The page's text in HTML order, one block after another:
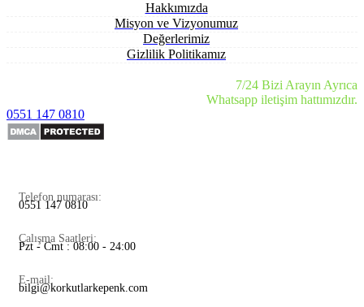
Hakkımızda
Misyon ve Vizyonumuz
Değerlerimiz
Gizlilik Politikamız
7/24 Bizi Arayın Ayrıca
Whatsapp iletişim hattımızdır.
0551 147 0810
Telefon numarası:
0551 147 0810
Çalışma Saatleri:
Pzt - Cmt : 08:00 - 24:00
E-mail:
bilgi@korkutlarkepenk.com